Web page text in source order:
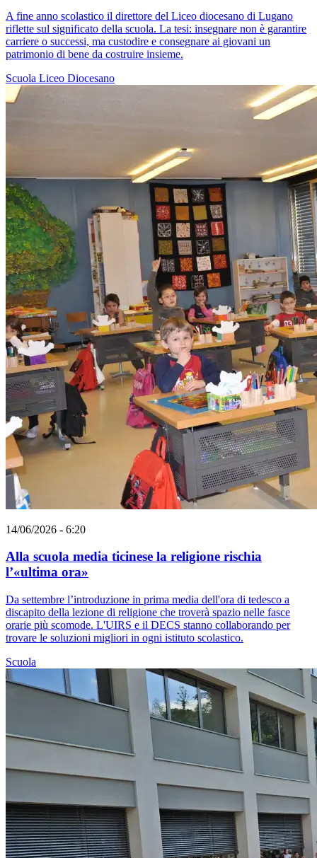
A fine anno scolastico il direttore del Liceo diocesano di Lugano
riflette sul significato della scuola. La tesi: insegnare non è garantire
carriere o successi, ma custodire e consegnare ai giovani un
patrimonio di bene da costruire insieme.
Scuola Liceo Diocesano
14/06/2026 - 6:20
Alla scuola media ticinese la religione rischia
l’«ultima ora»
Da settembre l’introduzione in prima media dell'ora di tedesco a
discapito della lezione di religione che troverà spazio nelle fasce
orarie più scomode. L'UIRS e il DECS stanno collaborando per
trovare le soluzioni migliori in ogni istituto scolastico.
Scuola